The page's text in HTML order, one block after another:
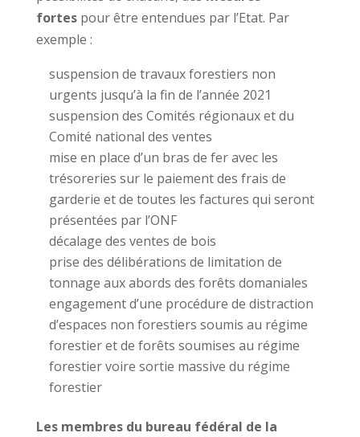
fortespour être entendues par l’Etat. Par
exemple :
suspension de travaux forestiers non
urgents jusqu’à la fin de l’année 2021
suspension des Comités régionaux et du
Comité national des ventes
mise en place d’un bras de fer avec les
trésoreries sur le paiement des frais de
garderie et de toutes les factures qui seront
présentées par l’ONF
décalage des ventes de bois
prise des délibérations de limitation de
tonnage aux abords des forêts domaniales
engagement d’une procédure de distraction
d’espaces non forestiers soumis au régime
forestier et de forêts soumises au régime
forestier voire sortie massive du régime
forestier
Les membres du bureau fédéral de la